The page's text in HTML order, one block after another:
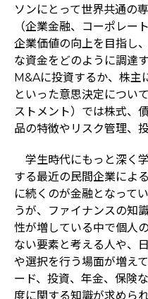
ソンにとって世界共通の
（企業金融、コーポレー
企業価値の向上を目指し
な資金をどのように調達
M&Aに投資するか、株主
といった意思決定につい
ストメント）では株式、
品の特徴やリスク管理、
学生時代にもっと深く
する最近の民間企業によ
に続くのが金融となって
うが、ファイナンスの知
性が増している中で個人
ない要素と考える人や、
や選択を行う場面が増え
ード、投資、年金、保険
度に関する知識が求めら